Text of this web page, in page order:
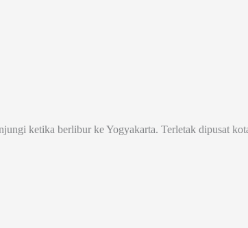
ketika berlibur ke Yogyakarta. Terletak dipusat